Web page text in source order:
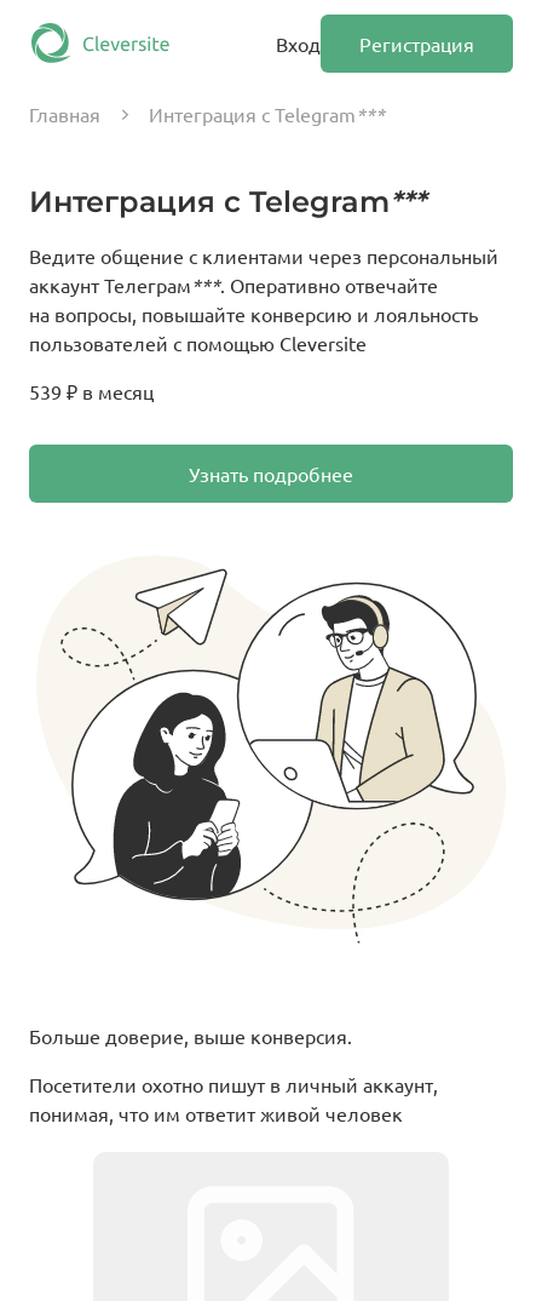
Вход Регистрация
Главная Интеграция с Telegram ***
Интеграция с Telegram***
Ведите общение с клиентами через персональный
аккаунт Телеграм***. Оперативно отвечайте
на вопросы, повышайте конверсию и лояльность
пользователей с помощью Cleversite
539 ₽ в месяц
Узнать подробнее
Больше доверие, выше конверсия.
Посетители охотно пишут в личный аккаунт,
понимая, что им ответит живой человек